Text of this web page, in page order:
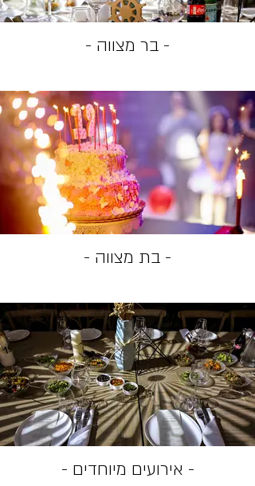
- בר מצווה -
- בת מצווה -
- אירועים מיוחדים -